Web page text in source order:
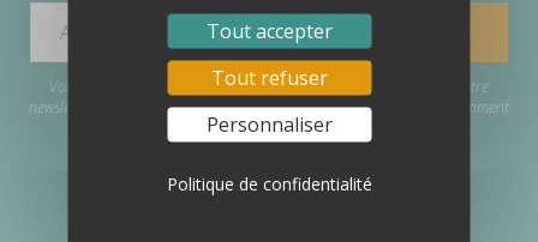
Votre adresse e-mail est uniquement utilisée pour vous envoyer notre
newsletter et des informations sur nos activités. Vous pouvez à tout moment
utiliser le lien de désabonnement inclus dans la newsletter.
Tout accepter
Tout refuser
Personnaliser
Politique de confidentialité